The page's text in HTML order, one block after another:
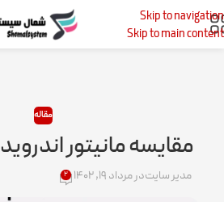
Skip to navigation
Skip to main content
خانه مقاله
مقاله
مقایسه مانیتور اندروید t۳l و ویندوز
مدیر سایتدر مرداد ۱۹, ۱۴۰۲ ۲